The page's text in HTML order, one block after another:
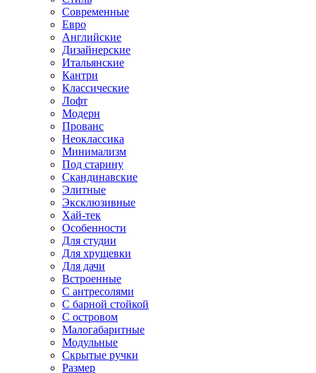
Современные
Евро
Английские
Дизайнерские
Итальянские
Кантри
Классические
Лофт
Модерн
Прованс
Неоклассика
Минимализм
Под старину
Скандинавские
Элитные
Эксклюзивные
Хай-тек
Особенности
Для студии
Для хрущевки
Для дачи
Встроенные
С антресолями
С барной стойкой
С островом
Малогабаритные
Модульные
Скрытые ручки
Размер